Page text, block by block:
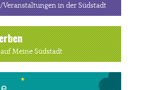
in der Südstadt
Meine Südstadt